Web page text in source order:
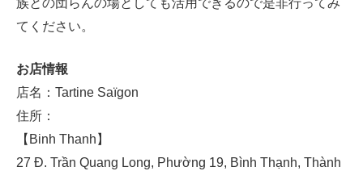
族との団らんの場としても活用できるので是非行ってみ
てください。
お店情報
店名：Tartine Saïgon
住所：
【Binh Thanh】
27 Đ. Trần Quang Long, Phường 19, Bình Thạnh, Thành